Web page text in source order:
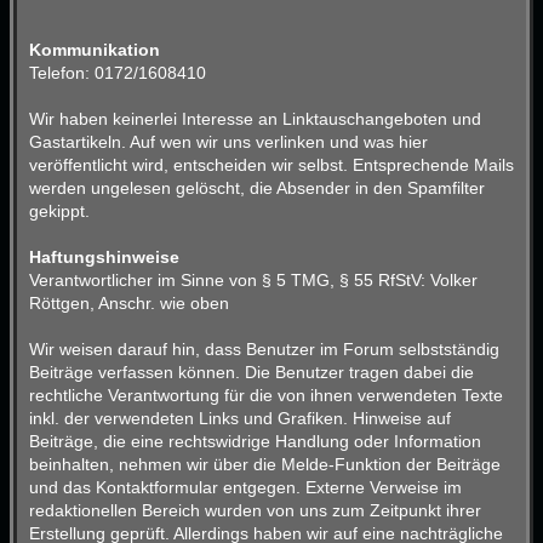
Kommunikation
Telefon: 0172/1608410
Wir haben keinerlei Interesse an Linktauschangeboten und
Gastartikeln. Auf wen wir uns verlinken und was hier
veröffentlicht wird, entscheiden wir selbst. Entsprechende Mails
werden ungelesen gelöscht, die Absender in den Spamfilter
gekippt.
Haftungshinweise
Verantwortlicher im Sinne von § 5 TMG, § 55 RfStV: Volker
Röttgen, Anschr. wie oben
Wir weisen darauf hin, dass Benutzer im Forum selbstständig
Beiträge verfassen können. Die Benutzer tragen dabei die
rechtliche Verantwortung für die von ihnen verwendeten Texte
inkl. der verwendeten Links und Grafiken. Hinweise auf
Beiträge, die eine rechtswidrige Handlung oder Information
beinhalten, nehmen wir über die Melde-Funktion der Beiträge
und das Kontaktformular entgegen. Externe Verweise im
redaktionellen Bereich wurden von uns zum Zeitpunkt ihrer
Erstellung geprüft. Allerdings haben wir auf eine nachträgliche